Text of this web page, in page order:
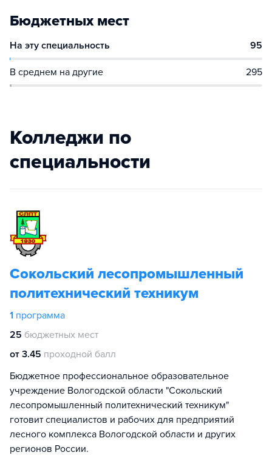
Бюджетных мест
На эту специальность 95
В среднем на другие 295
Колледжи по
специальности
Сокольский лесопромышленный
политехнический техникум
1 программа
25 бюджетных мест
от 3.45 проходной балл
Бюджетное профессиональное образовательное
учреждение Вологодской области "Сокольский
лесопромышленный политехнический техникум"
готовит специалистов и рабочих для предприятий
лесного комплекса Вологодской области и других
регионов России.